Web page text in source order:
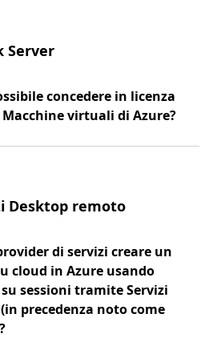
Server
concedere in licenza
Macchine virtuali di Azure?
Desktop remoto
di servizi creare un
cloud in Azure usando
sessioni tramite Servizi
precedenza noto come